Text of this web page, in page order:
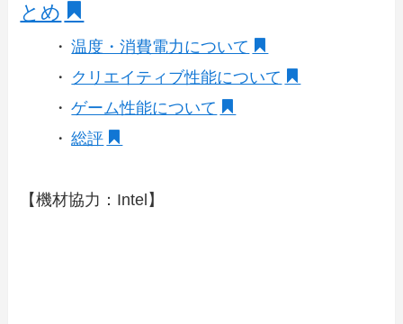
とめ
・ 温度・消費電力について
・ クリエイティブ性能について
・ ゲーム性能について
・ 総評
【機材協力：Intel】